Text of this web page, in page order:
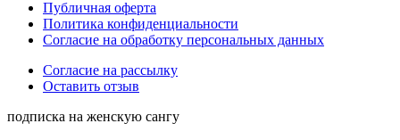
Публичная оферта
Политика конфиденциальности
Согласие на обработку персональных данных
Согласие на рассылку
Оставить отзыв
подписка на женскую сангу